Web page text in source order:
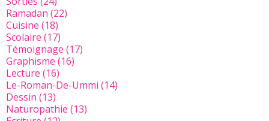
Ramadan (22)
Cuisine (18)
Scolaire (17)
Témoignage (17)
Graphisme (16)
Lecture (16)
Le-Roman-De-Ummi (14)
Dessin (13)
Naturopathie (13)